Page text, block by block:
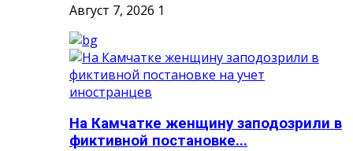
Август 7, 2026 1
На Камчатке женщину заподозрили в
фиктивной постановке...